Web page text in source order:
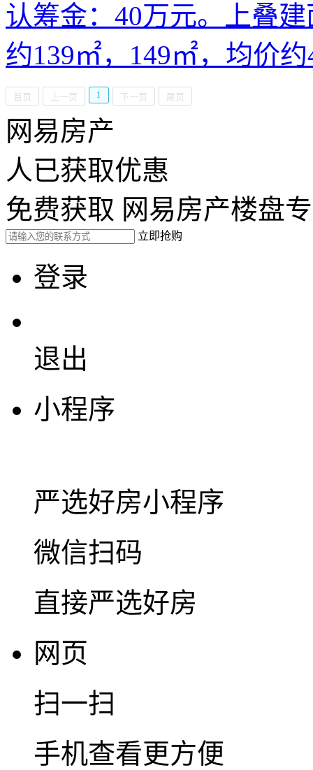
认筹金：40万元。上叠
约139㎡，149㎡，均价
首页 上一页 1 下一页 尾页
网易房产
人已获取优惠
免费获取 网易房产楼盘
立即抢购
登录
退出
小程序
严选好房小程序
微信扫码
直接严选好房
网页
扫一扫
手机查看更方便